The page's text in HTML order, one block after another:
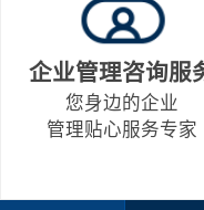
企业管理咨询服
您身边的企业
管理贴心服务专家